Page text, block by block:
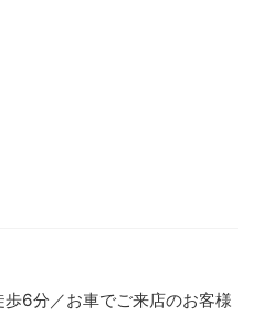
6分／お車でご来店のお客様